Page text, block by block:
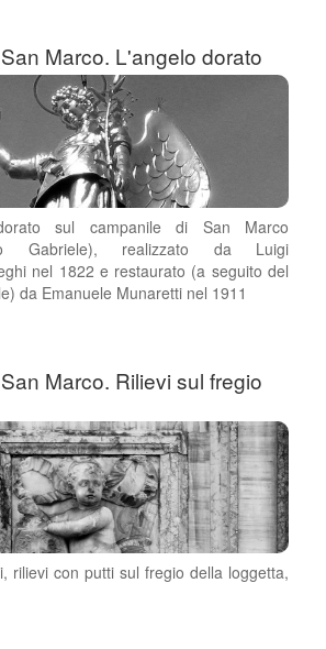
Marco. L'angelo dorato
sul campanile di San Marco
Gabriele), realizzato da Luigi
nel 1822 e restaurato (a seguito del
da Emanuele Munaretti nel 1911
Marco. Rilievi sul fregio
rilievi con putti sul fregio della loggetta,